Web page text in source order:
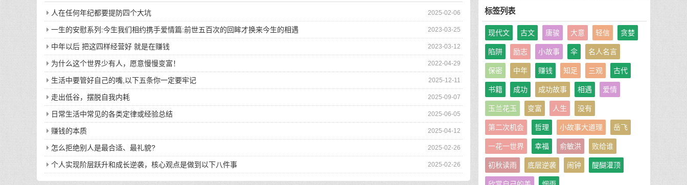
2025-02-06
人在任何年纪都要提防四个大坑
2023-03-25
一生的安慰系列:今生我们相约携手爱情篇:前世五百次的回眸才换来今生的相遇
2023-03-12
中年以后 把这四样经营好 就是在赚钱
2022-04-29
为什么这个世界少有人，愿意慢慢变富！
2025-12-11
生活中要管好自己的嘴,以下五条你一定要牢记
2025-09-07
走出低谷，摆脱自我内耗
2025-06-05
日常生活中常见的各类定律或经验总结
2025-04-12
赚钱的本质
2025-02-26
怎么拒绝别人是最合适、最礼貌?
2025-02-26
个人实现阶层跃升和成长逆袭，核心观点是做到以下八件事
标签列表
现代文 古文 唐骏 大意 轻信 贪婪
陷阱 励志 小故事 伞 名人名言
保密 中年 赚钱 知足 三观 古代
书籍 成功 成功故事 相遇 爱情
玉兰花玉 变富 人生 没有
第二次机会 哲理 小故事大道理 岳飞
一花一世界 幸福 俞敏洪 败给谁
初秋读雨 底层逆袭 闹钟 醍醐灌顶